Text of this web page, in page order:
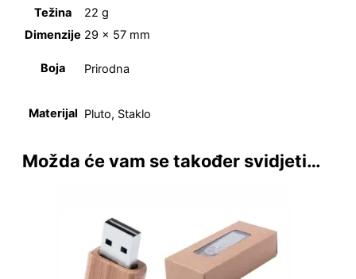
Težina
22 g
Dimenzije 29 × 57 mm
Boja Prirodna
Materijal Pluto, Staklo
Možda će vam se također svidjeti…